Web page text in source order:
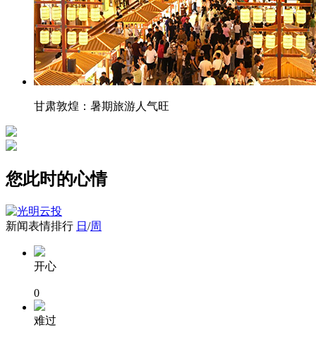
甘肃敦煌：暑期旅游人气旺
您此时的心情
新闻表情排行 日 /周
开心
0
难过